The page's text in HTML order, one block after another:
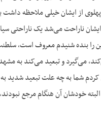
پهلوی از ایشان خیلی ملاحظه
ایشان ناراحت می‌شد یک
را بنده شنیدم معروف است،
می‌گیرد و تبعید می‌کند به
شما به چه علت تبعید شدید
خودشان آن هنگام مرجع